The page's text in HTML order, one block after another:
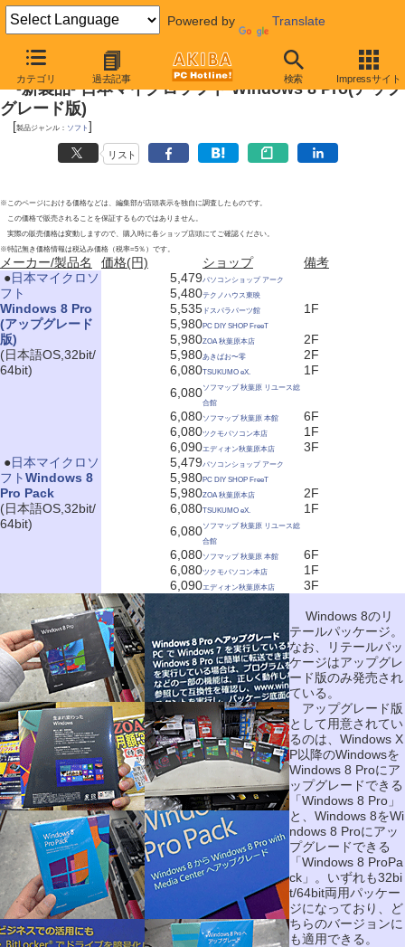
Powered by Translate
カテゴリ 過去記事 検索 Impressサイト
2012年10月27日
-新製品- 日本マイクロソフト Windows 8 Pro(アップ
グレード版)
[製品ジャンル： ソフト ]
リスト
※このページにおける価格などは、編集部が店頭表示を独自に調査したものです。
この価格で販売されることを保証するものではありません。
実際の販売価格は変動しますので、購入時に各ショップ店頭にてご確認ください。
※特記無き価格情報は税込み価格（税率=5％）です。
メーカー/製品名 価格(円) ショップ
備考
●日本マイクロソ
フト
Windows 8 Pro
(アップグレード
版)
(日本語OS,32bit/
64bit)
5,479パソコンショップ アーク
5,480テクノハウス東映
5,535 ドスパラパーツ館
1F
5,980PC DIY SHOP FreeT
5,980ZOA 秋葉原本店
2F
5,980あきばお〜零
2F
6,080TSUKUMO eX.
1F
6,080ソフマップ 秋葉原 リユース総
合館
6,080ソフマップ 秋葉原 本館
6F
6,080ツクモパソコン本店
1F
6,090エディオン秋葉原本店
3F
●日本マイクロソ
フトWindows 8
Pro Pack
(日本語OS,32bit/
64bit)
5,479パソコンショップ アーク
5,980PC DIY SHOP FreeT
5,980ZOA 秋葉原本店
2F
6,080TSUKUMO eX.
1F
6,080ソフマップ 秋葉原 リユース総
合館
6,080ソフマップ 秋葉原 本館
6F
6,080ツクモパソコン本店
1F
6,090エディオン秋葉原本店 3F
Windows 8のリ
テールパッケージ。
なお、リテールパッ
ケージはアップグレ
ード版のみ発売され
ている。
アップグレード版
として用意されてい
るのは、Windows X
P以降のWindowsを
Windows 8 Proにア
ップグレードできる
「Windows 8 Pro」
と、Windows 8をWi
ndows 8 Proにアッ
プグレードできる
「Windows 8 ProPa
ck」。いずれも32bi
t/64bit両用パッケー
ジになっており、ど
ちらのバージョンに
も適用できる。